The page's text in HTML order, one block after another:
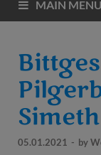
MAIN MENU
Simeth
05.01.2021 - by